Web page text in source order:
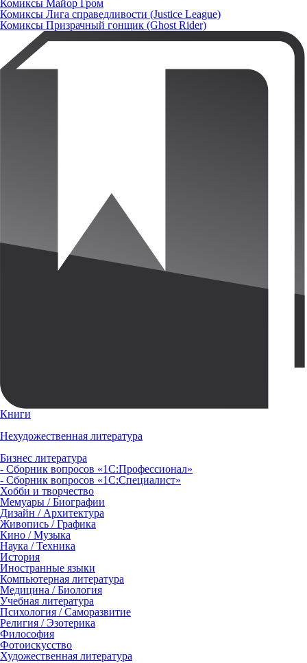
Комиксы Майор Гром
Комиксы Лига справедливости (Justice League)
Комиксы Призрачный гонщик (Ghost Rider)
Книги
Нехудожественная литература
Бизнес литература
- Сборник вопросов «1С:Профессионал»
- Сборник вопросов «1С:Специалист»
Хобби и творчество
Мемуары / Биографии
Дизайн / Архитектура
Живопись / Графика
Кино / Музыка
Наука / Техника
История
Иностранные языки
Компьютерная литература
Медицина / Биология
Учебная литература
Психология / Саморазвитие
Религия / Эзотерика
Философия
Фотоискусство
Художественная литература